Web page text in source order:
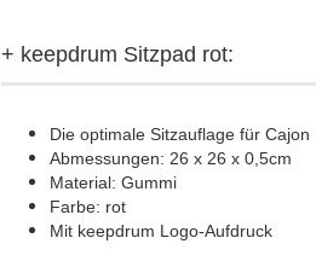
+ keepdrum Sitzpad rot:
Die optimale Sitzauflage für Cajon
Abmessungen: 26 x 26 x 0,5cm
Material: Gummi
Farbe: rot
Mit keepdrum Logo-Aufdruck